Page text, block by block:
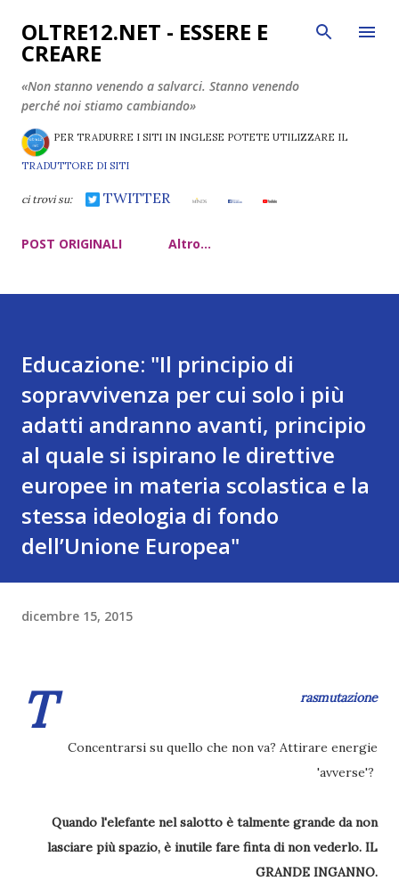
Passa ai contenuti principali
OLTRE12.NET - ESSERE E
CREARE
«Non stanno venendo a salvarci. Stanno venendo
perché noi stiamo cambiando»
PER TRADURRE I SITI IN INGLESE POTETE UTILIZZARE IL
TRADUTTORE DI SITI
ci trovi su: TWITTER
POST ORIGINALI Altro…
Educazione: "Il principio di
sopravvivenza per cui solo i più
adatti andranno avanti, principio
al quale si ispirano le direttive
europee in materia scolastica e la
stessa ideologia di fondo
dell’Unione Europea"
dicembre 15, 2015
T rasmutazione
Concentrarsi su quello che non va? Attirare energie
'avverse'?
Quando l'elefante nel salotto è talmente grande da non
lasciare più spazio, è inutile fare finta dinon vederlo. IL
GRANDE INGANNO.